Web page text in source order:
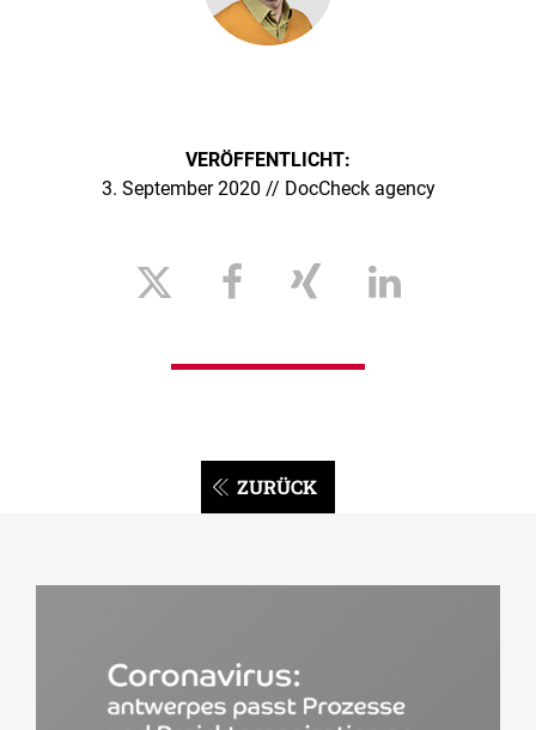
VERÖFFENTLICHT:
3. September 2020 // DocCheck agency
ZURÜCK